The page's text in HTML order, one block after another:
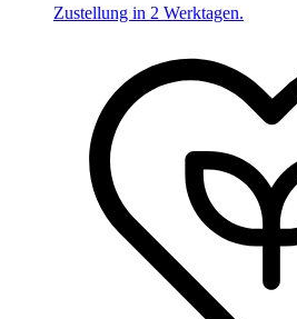
Zustellung in 2 Werktagen.